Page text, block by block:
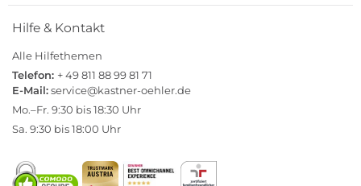
Hilfe & Kontakt
Alle Hilfethemen
Telefon: + 49 811 88 99 81 71
E-Mail:service@kastner-oehler.de
Mo.–Fr. 9:30 bis 18:30 Uhr
Sa. 9:30 bis 18:00 Uhr